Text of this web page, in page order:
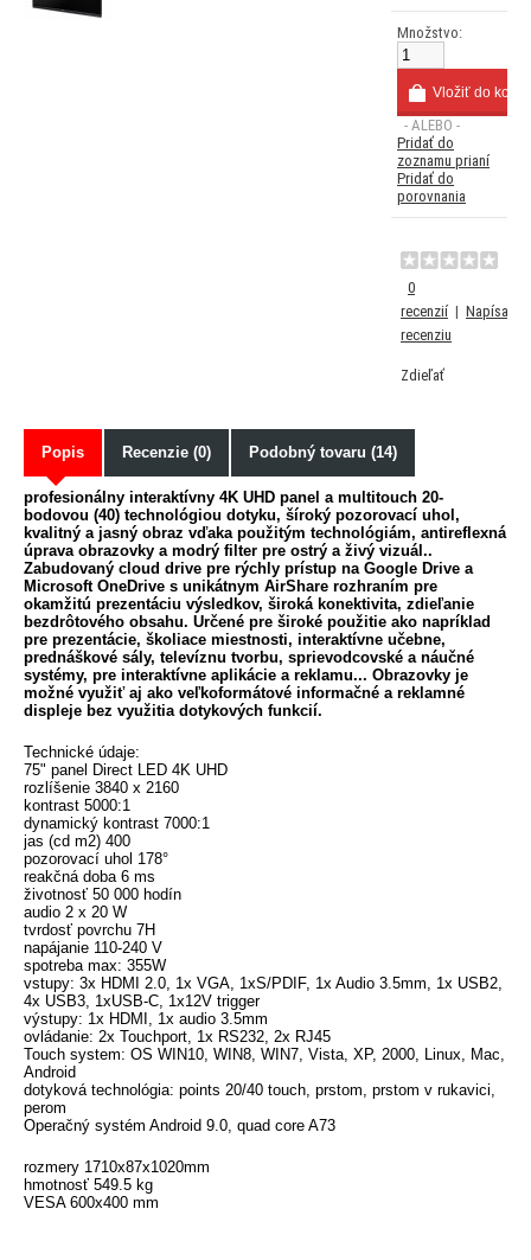
Množstvo:
- ALEBO -
Pridať do
zoznamu prianí
Pridať do
porovnania
0
recenzií | Napísať
recenziu
Zdieľať
Popis Recenzie (0) Podobný tovaru (14)
profesionálny interaktívny 4K UHD panel a multitouch 20-
bodovou (40) technológiou dotyku, šíroký pozorovací uhol,
kvalitný a jasný obraz vďaka použitým technológiám, antireflexná
úprava obrazovky a modrý filter pre ostrý a živý vizuál..
Zabudovaný cloud drive pre rýchly prístup na Google Drive a
Microsoft OneDrive s unikátnym AirShare rozhraním pre
okamžitú prezentáciu výsledkov, široká konektivita, zdieľanie
bezdrôtového obsahu. Určené pre široké použitie ako napríklad
pre prezentácie, školiace miestnosti, interaktívne učebne,
prednáškové sály, televíznu tvorbu, sprievodcovské a náučné
systémy, pre interaktívne aplikácie a reklamu... Obrazovky je
možné využiť aj ako veľkoformátové informačné a reklamné
displeje bez využitia dotykových funkcií.
Technické údaje:
75" panel Direct LED 4K UHD
rozlíšenie 3840 x 2160
kontrast 5000:1
dynamický kontrast 7000:1
jas (cd m2) 400
pozorovací uhol 178°
reakčná doba 6 ms
životnosť 50 000 hodín
audio 2 x 20 W
tvrdosť povrchu 7H
napájanie 110-240 V
spotreba max: 355W
vstupy: 3x HDMI 2.0, 1x VGA, 1xS/PDIF, 1x Audio 3.5mm, 1x USB2,
4x USB3, 1xUSB-C, 1x12V trigger
výstupy: 1x HDMI, 1x audio 3.5mm
ovládanie: 2x Touchport, 1x RS232, 2x RJ45
Touch system: OS WIN10, WIN8, WIN7, Vista, XP, 2000, Linux, Mac,
Android
dotyková technológia: points 20/40 touch, prstom, prstom v rukavici,
perom
Operačný systém Android 9.0, quad core A73
rozmery 1710x87x1020mm
hmotnosť 549.5 kg
VESA 600x400 mm